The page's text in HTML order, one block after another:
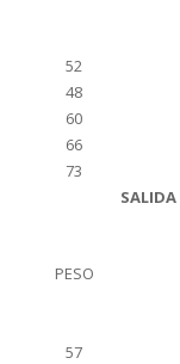
52
48
60
66
73
SALIDA
PESO
57